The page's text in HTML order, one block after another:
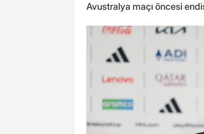
Avustralya maçı öncesi